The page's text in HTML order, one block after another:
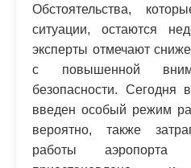
Обстоятельства,
ситуации, остаются
эксперты отмечают
с повышенной
безопасности.
введен особый режим
вероятно, также
работы аэропорта